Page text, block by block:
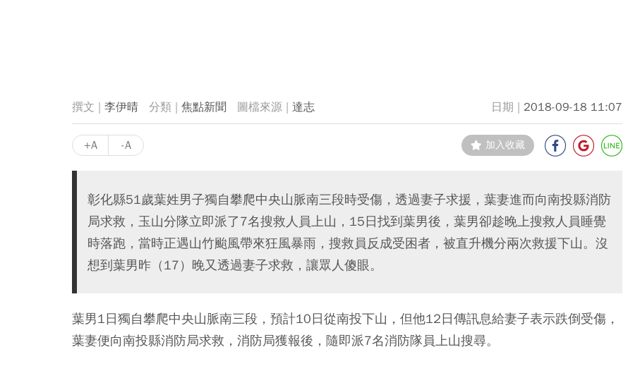
李伊晴 焦點新聞 達志 2018-09-18 11:07
+A -A 加入收藏
彰化縣51歲葉姓男子獨自攀爬中央山脈南三段時受傷，透過妻子求援，葉妻進而向南投縣消防
局求救，玉山分隊立即派了7名搜救人員上山，15日找到葉男後，葉男卻趁晚上搜救人員睡覺
時落跑，當時正遇山竹颱風帶來狂風暴雨，搜救員反成受困者，被直升機分兩次救援下山。沒
想到葉男昨（17）晚又透過妻子求救，讓眾人傻眼。
葉男1日獨自攀爬中央山脈南三段，預計10日從南投下山，但他12日傳訊息給妻子表示跌倒受傷，
葉妻便向南投縣消防局求救，消防局獲報後，隨即派7名消防隊員上山搜尋。